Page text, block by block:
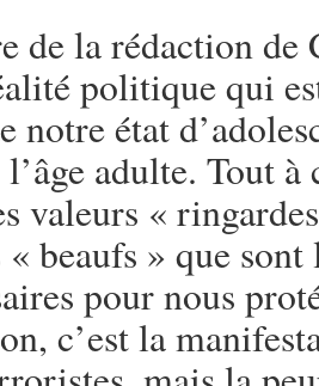
de la rédaction
politique qui
notre état
adulte. Tout
valeurs «
beaufs » que
pour nous
c’est la